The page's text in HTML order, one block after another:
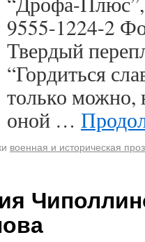
9555-1224-2
Твердый
“Гордиться
только можно,
оной …
военная и историческая